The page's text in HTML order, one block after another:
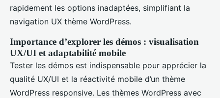
rapidement les options inadaptées, simplifiant la
navigation UX thème WordPress.
Importance d’explorer les démos : visualisation
UX/UI et adaptabilité mobile
Tester les démos est indispensable pour apprécier la
qualité UX/UI et la réactivité mobile d’un thème
WordPress responsive. Les thèmes WordPress avec